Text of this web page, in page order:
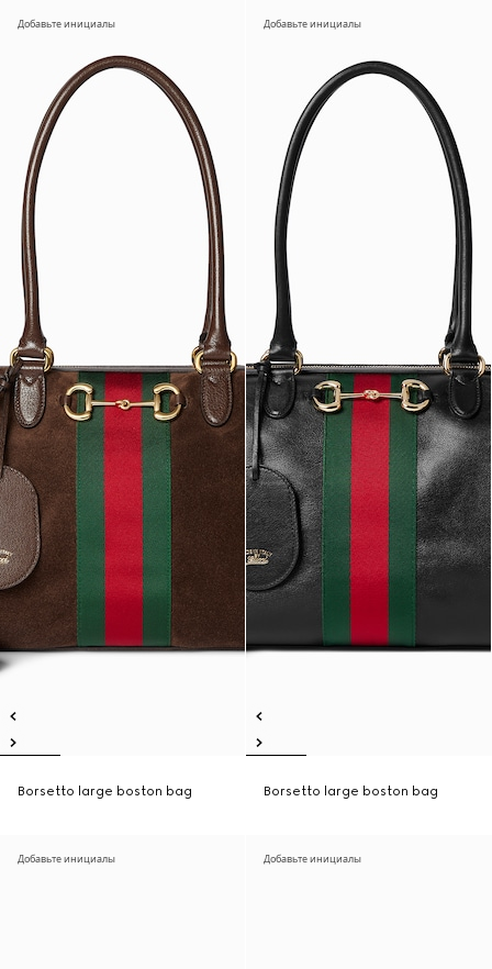
Добавьте инициалы
Borsetto large boston bag
Добавьте инициалы
Borsetto large boston bag
Добавьте инициалы Добавьте инициалы